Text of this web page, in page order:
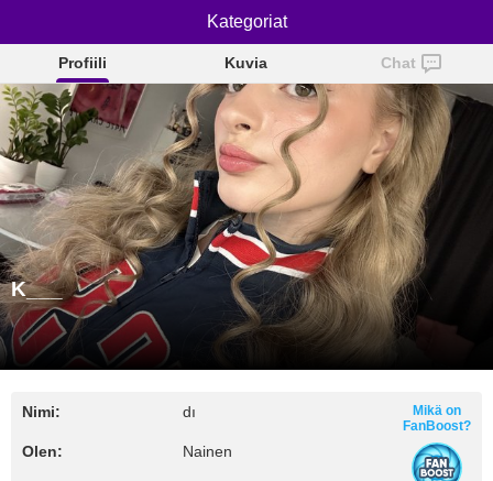
K___
Profiili Kuvia Chat
K___
Nimi: dı
Olen: Nainen
Mikä on
FanBoost?
Kategoriat